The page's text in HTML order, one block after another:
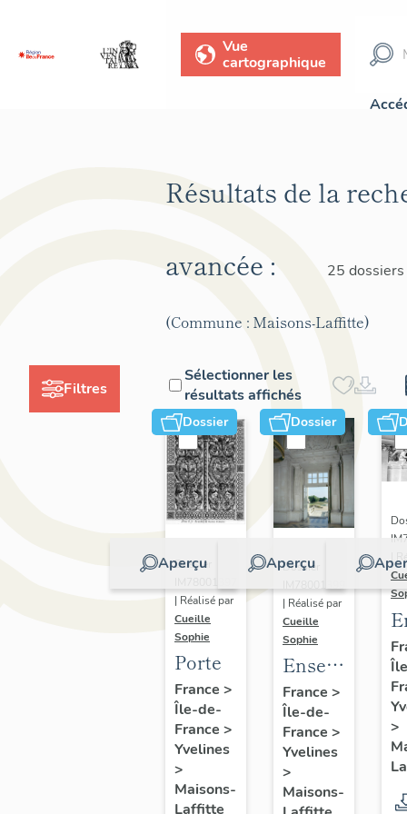
Vue
cartographique
Filtres
Résultats de la
avancée :
25 dossiers
(Commune : Maisons-Laffitte)
Sélectionner les
résultats affichés
Dossier
Aperçu
Dossier
| Réalisé par
Cueille
Sophie
Porte
France >
Île-de-
France >
Yvelines
>
Maisons-
Laffitte
Dossier
Aperçu
Dossier
| Réalisé par
Cueille
Sophie
Ensemble
de bas-
reliefs :
les
Quatre
éléments
France >
Île-de-
France >
Yvelines
>
Maisons-
|
>